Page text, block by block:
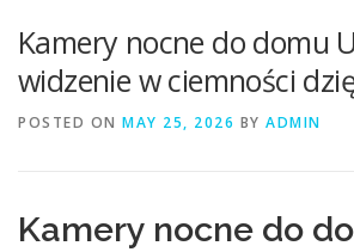
MONTAŻ WIDEDOMOFONÓW
KONTAKT
Kamery nocne do domu
widzenie w ciemności
POSTED ON MAY 25, 2026 BY ADMIN
Kamery nocne do